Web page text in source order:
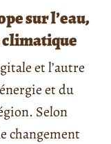
sur l’eau,
climatique
et l’autre
et du
Selon
changement